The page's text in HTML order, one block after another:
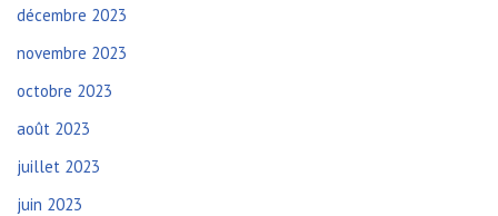
décembre 2023
novembre 2023
octobre 2023
août 2023
juillet 2023
juin 2023